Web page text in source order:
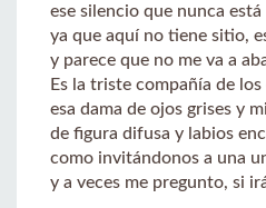
ese silencio que nunca está
ya que aquí no tiene sitio,
y parece que no me va a
Es la triste compañía de
esa dama de ojos grises y
de figura difusa y labios
como invitándonos a una
y a veces me pregunto, si